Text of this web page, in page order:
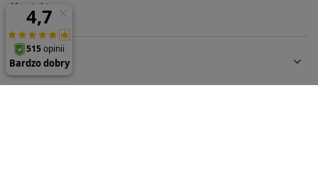
Kontakt
Konto